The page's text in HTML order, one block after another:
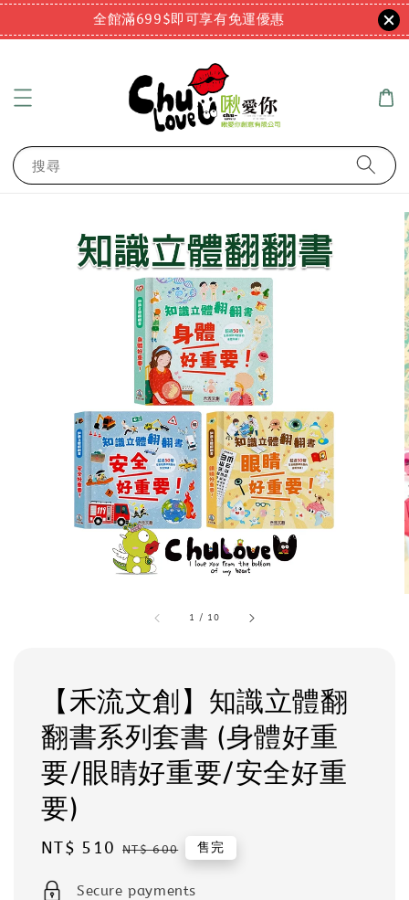
全館滿699$即可享有免運優惠
搜尋
1 / 10
【禾流文創】知識立體翻
翻書系列套書 (身體好重
要/眼睛好重要/安全好重
要)
Sale
NT$ 510 Regular
NT$ 600 售完
Secure payments